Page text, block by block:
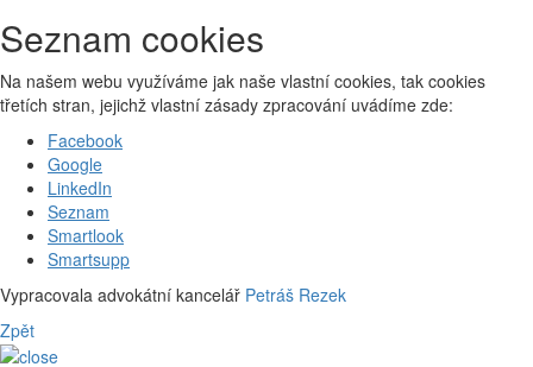
Seznam cookies
Na našem webu využíváme jak naše vlastní cookies, tak cookies
třetích stran, jejichž vlastní zásady zpracování uvádíme zde:
Facebook
Google
LinkedIn
Seznam
Smartlook
Smartsupp
Vypracovala advokátní kancelář Petráš Rezek
Zpět